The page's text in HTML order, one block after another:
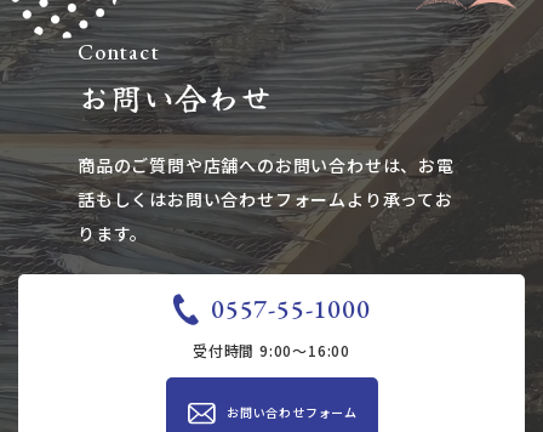
Contact
お問い合わせ
商品のご質問や店舗へのお問い合わせは、​​​​​​​お電
話もしくはお問い合わせフォームより承ってお
ります。
0557-55-1000
受付時間 9:00～16:00
お問い合わせ​​フォーム